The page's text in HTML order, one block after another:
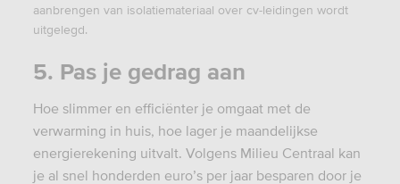
aanbrengen van isolatiemateriaal over cv-leidingen wordt
uitgelegd.
5. Pas je gedrag aan
Hoe slimmer en efficiënter je omgaat met de
verwarming in huis, hoe lager je maandelijkse
energierekening uitvalt. Volgens Milieu Centraal kan
je al snel honderden euro’s per jaar besparen door je